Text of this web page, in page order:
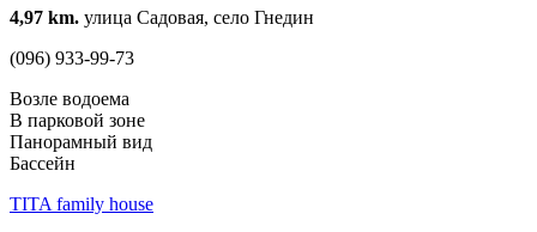
4,97 km. улица Садовая, село Гнедин
(096) 933-99-73
Возле водоема
В парковой зоне
Панорамный вид
Бассейн
TITA family house